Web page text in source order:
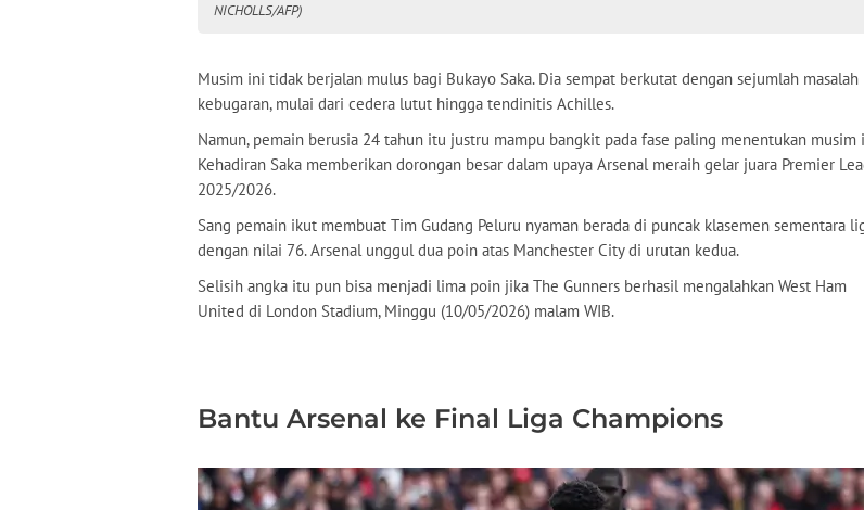
NICHOLLS/AFP)
Musim ini tidak berjalan mulus bagi Bukayo Saka. Dia sempat berkutat dengan sejumlah masalah
kebugaran, mulai dari cedera lutut hingga tendinitis Achilles.
Namun, pemain berusia 24 tahun itu justru mampu bangkit pada fase paling menentukan musim
Kehadiran Saka memberikan dorongan besar dalam upaya Arsenal meraih gelar juara Premier
2025/2026.
Sang pemain ikut membuat Tim Gudang Peluru nyaman berada di puncak klasemen sementara
dengan nilai 76. Arsenal unggul dua poin atas Manchester City di urutan kedua.
Selisih angka itu pun bisa menjadi lima poin jika The Gunners berhasil mengalahkan West Ham
United di London Stadium, Minggu (10/05/2026) malam WIB.
Bantu Arsenal ke Final Liga Champions